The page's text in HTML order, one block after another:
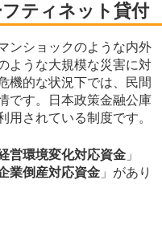
ティネット貸付
ンショックのような内外
ような大規模な災害に対
機的な状況下では、民間
です。日本政策金融公庫
用されている制度です。
営環境変化対応資金 」
業倒産対応資金 」があり